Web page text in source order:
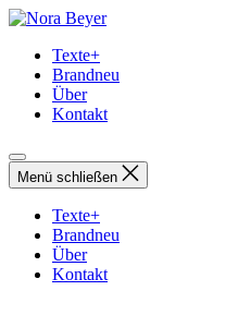
Direkt
Inhalt
wechseln
Nora
Texte+
Brandneu
Über
Kontakt
Menü schließen
Texte+
Brandneu
Über
Kontakt